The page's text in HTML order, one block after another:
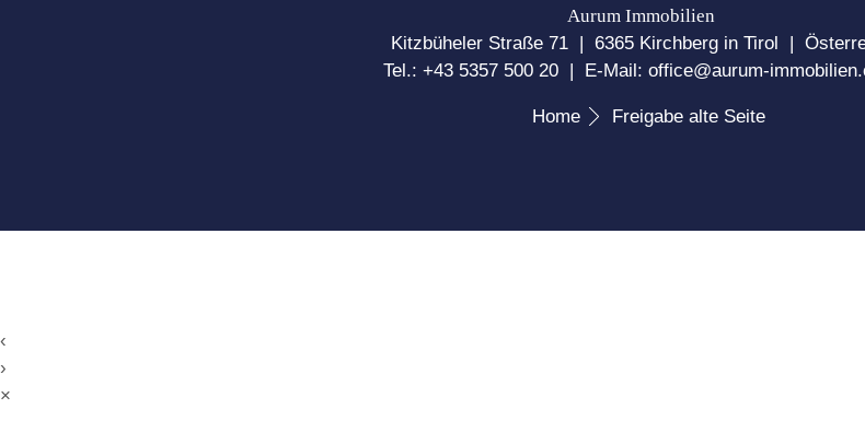
Aurum Immobilien
Kitzbüheler Straße 71
| 6365 Kirchberg in Tirol |
Tel.: +43 5357 500 20 | E-Mail: office@aurum-
Home Freigabe alte Seite
‹
›
×